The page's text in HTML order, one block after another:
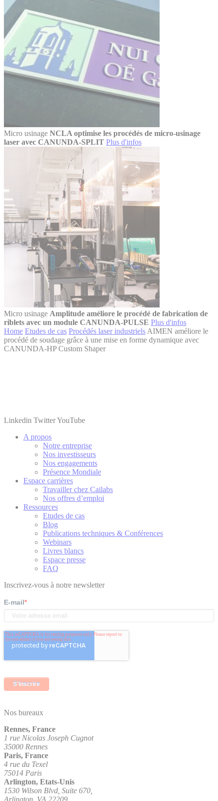
Micro usinage NCLA optimise les procédés de micro-usinage
laser avec CANUNDA-SPLIT Plus d'infos
Micro usinage Amplitude améliore le procédé de fabrication de
riblets avec un module CANUNDA-PULSE Plus d'infos
Home Etudes de cas Procédés laser industriels AIMEN améliore le
procédé de soudage grâce à une mise en forme dynamique avec
CANUNDA-HP Custom Shaper
Linkedin TwitterYouTube
A propos
Notre entreprise
Nos investisseurs
Nos engagements
Présence Mondiale
Espace carrières
Travailler chez Cailabs
Nos offres d’emploi
Ressources
Etudes de cas
Blog
Publications techniques & Conférences
Webinars
Livres blancs
Espace presse
FAQ
Inscrivez-vous à notre newsletter
E-mail*
Nos bureaux
Rennes, France
1 rue Nicolas Joseph Cugnot
35000 Rennes
Paris, France
4 rue du Texel
75014 Paris
Arlington, Etats-Unis
1530 Wilson Blvd, Suite 670,
Arlington, VA 22209